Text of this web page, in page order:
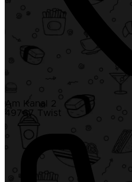
Am Kanal 2
49767 Twist